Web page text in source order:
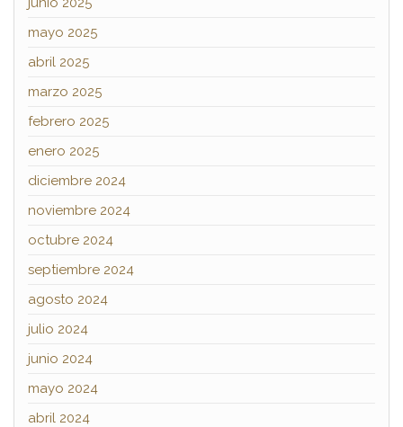
mayo 2025
abril 2025
marzo 2025
febrero 2025
enero 2025
diciembre 2024
noviembre 2024
octubre 2024
septiembre 2024
agosto 2024
julio 2024
junio 2024
mayo 2024
abril 2024